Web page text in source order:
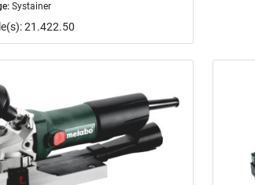
Systainer
21.422.50